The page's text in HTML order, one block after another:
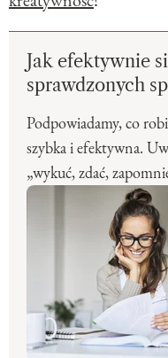
Jak efektywnie
sprawdzonych
Podpowiadamy, co
szybka i efektywna.
„wykuć, zdać,